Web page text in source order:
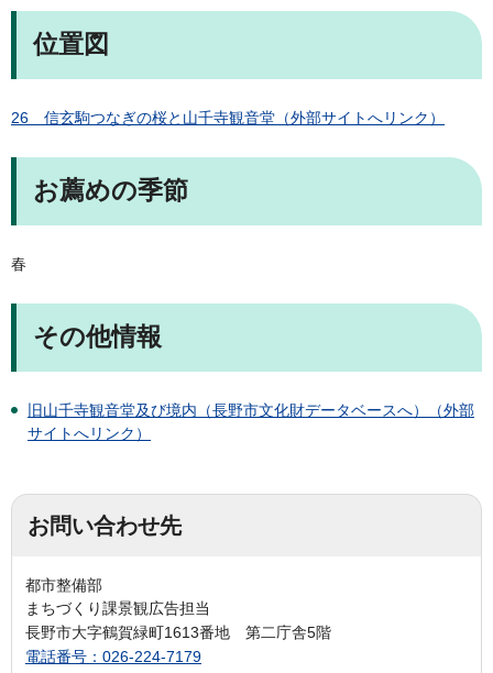
位置図
26 信玄駒つなぎの桜と山千寺観音堂（外部サイトへリンク）
お薦めの季節
春
その他情報
旧山千寺観音堂及び境内（長野市文化財データベースへ）（外部
サイトへリンク）
お問い合わせ先
都市整備部
まちづくり課景観広告担当
長野市大字鶴賀緑町1613番地 第二庁舎5階
電話番号：026-224-7179